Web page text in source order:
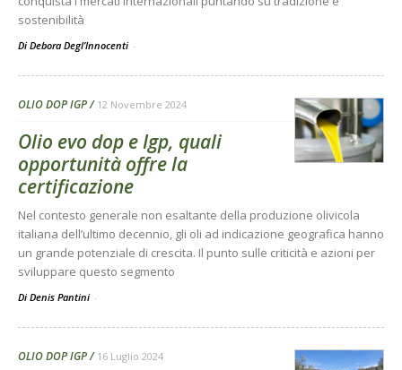
sostenibilità
Di Debora Degl’Innocenti -
OLIO DOP IGP 12 Novembre 2024
Olio evo dop e Igp, quali
opportunità offre la
certificazione
Nel contesto generale non esaltante della produzione olivicola
italiana dell’ultimo decennio, gli oli ad indicazione geografica hanno
un grande potenziale di crescita. Il punto sulle criticità e azioni per
sviluppare questo segmento
Di Denis Pantini -
OLIO DOP IGP 16 Luglio 2024